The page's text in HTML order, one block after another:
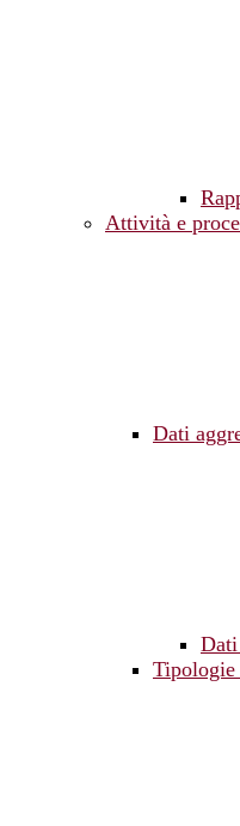
Attività e
Dati
Tipologie